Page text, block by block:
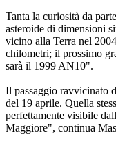
Tanta la curiosità da
asteroide di dimensioni
vicino alla Terra nel
chilometri; il prossimo
sarà il 1999 AN10".
Il passaggio ravvicinato
del 19 aprile. Quella
perfettamente visibile
Maggiore", continua